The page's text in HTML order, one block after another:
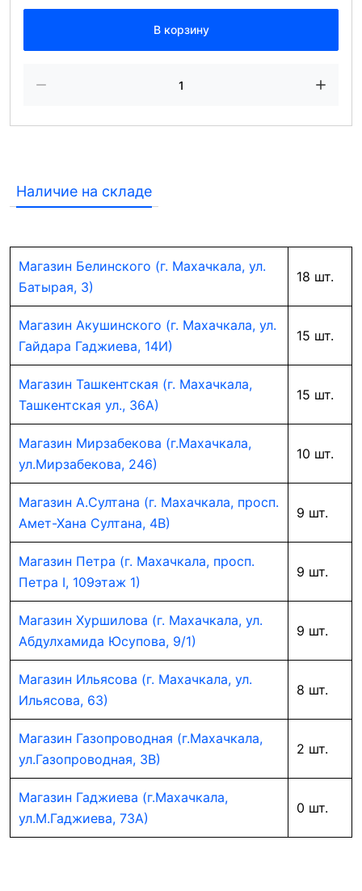
В корзину
Наличие на складе
Магазин Белинского (г. Махачкала, ул.
Батырая, 3)
18 шт.
Магазин Акушинского (г. Махачкала, ул.
Гайдара Гаджиева, 14И)
15 шт.
Магазин Ташкентская (г. Махачкала,
Ташкентская ул., 36А)
15 шт.
Магазин Мирзабекова (г.Махачкала,
ул.Мирзабекова, 246)
10 шт.
Магазин А.Султана (г. Махачкала, просп.
Амет-Хана Султана, 4В)
9 шт.
Магазин Петра (г. Махачкала, просп.
Петра I, 109этаж 1)
9 шт.
Магазин Хуршилова (г. Махачкала, ул.
Абдулхамида Юсупова, 9/1)
9 шт.
Магазин Ильясова (г. Махачкала, ул.
Ильясова, 63)
8 шт.
Магазин Газопроводная (г.Махачкала,
ул.Газопроводная, 3В)
2 шт.
Магазин Гаджиева (г.Махачкала,
ул.М.Гаджиева, 73А)
0 шт.